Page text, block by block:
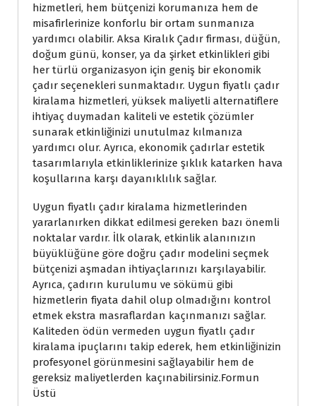
hizmetleri, hem bütçenizi korumanıza hem de
misafirlerinize konforlu bir ortam sunmanıza
yardımcı olabilir. Aksa Kiralık Çadır firması, düğün,
doğum günü, konser, ya da şirket etkinlikleri gibi
her türlü organizasyon için geniş bir ekonomik
çadır seçenekleri sunmaktadır. Uygun fiyatlı çadır
kiralama hizmetleri, yüksek maliyetli alternatiflere
ihtiyaç duymadan kaliteli ve estetik çözümler
sunarak etkinliğinizi unutulmaz kılmanıza
yardımcı olur. Ayrıca, ekonomik çadırlar estetik
tasarımlarıyla etkinliklerinize şıklık katarken hava
koşullarına karşı dayanıklılık sağlar.
Uygun fiyatlı çadır kiralama hizmetlerinden
yararlanırken dikkat edilmesi gereken bazı önemli
noktalar vardır. İlk olarak, etkinlik alanınızın
büyüklüğüne göre doğru çadır modelini seçmek
bütçenizi aşmadan ihtiyaçlarınızı karşılayabilir.
Ayrıca, çadırın kurulumu ve sökümü gibi
hizmetlerin fiyata dahil olup olmadığını kontrol
etmek ekstra masraflardan kaçınmanızı sağlar.
Kaliteden ödün vermeden uygun fiyatlı çadır
kiralama ipuçlarını takip ederek, hem etkinliğinizin
profesyonel görünmesini sağlayabilir hem de
gereksiz maliyetlerden kaçınabilirsiniz.Formun
Üstü